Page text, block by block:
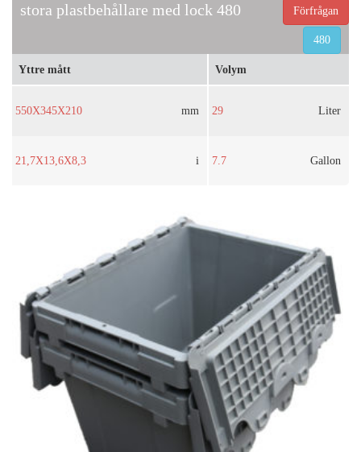
stora plastbehållare med lock 480 Förfrågan
480
Yttre mått
550X345X210 mm
21,7X13,6X8,3 i
Volym
29 Liter
7.7 Gallon